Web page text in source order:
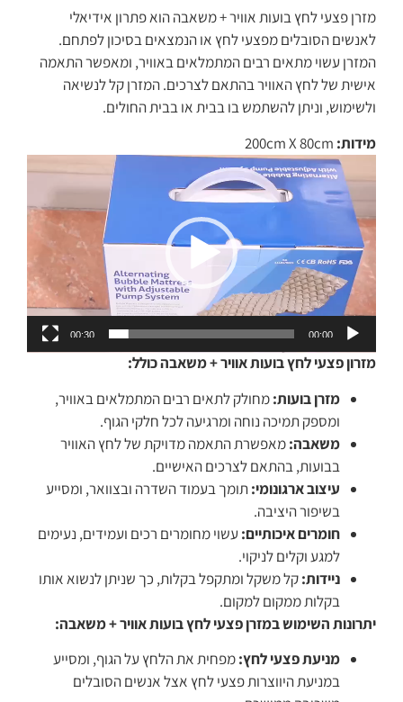
מזרן פצעי לחץ בועות אוויר + משאבה הוא פתרון אידיאלי
לאנשים הסובלים מפצעי לחץ או הנמצאים בסיכון לפתחם.
המזרן עשוי מתאים רבים המתמלאים באוויר, ומאפשר התאמה
אישית של לחץ האוויר בהתאם לצרכים. המזרן קל לנשיאה
ולשימוש, וניתן להשתמש בו בבית או בבית החולים.
מידות: 200cm X 80cm
וידאו
00:00
00:30
מזרון פצעי לחץ בועות אוויר + משאבה כולל:
מזרן בועות:מחולק לתאים רבים המתמלאים באוויר,
ומספק תמיכה נוחה ומרגיעה לכל חלקי הגוף.
משאבה:מאפשרת התאמה מדויקת של לחץ האוויר
בבועות, בהתאם לצרכים האישיים.
עיצוב ארגונומי:תומך בעמוד השדרה ובצוואר, ומסייע
בשיפור היציבה.
חומרים איכותיים: עשוי מחומרים רכים ועמידים, נעימים
למגע וקלים לניקוי.
ניידות:קל משקל ומתקפל בקלות, כך שניתן לנשוא אותו
בקלות ממקום למקום.
יתרונות השימוש במזרן פצעי לחץ בועות אוויר + משאבה:
מניעת פצעי לחץ:מפחית את הלחץ על הגוף, ומסייע
במניעת היווצרות פצעי לחץ אצל אנשים הסובלים